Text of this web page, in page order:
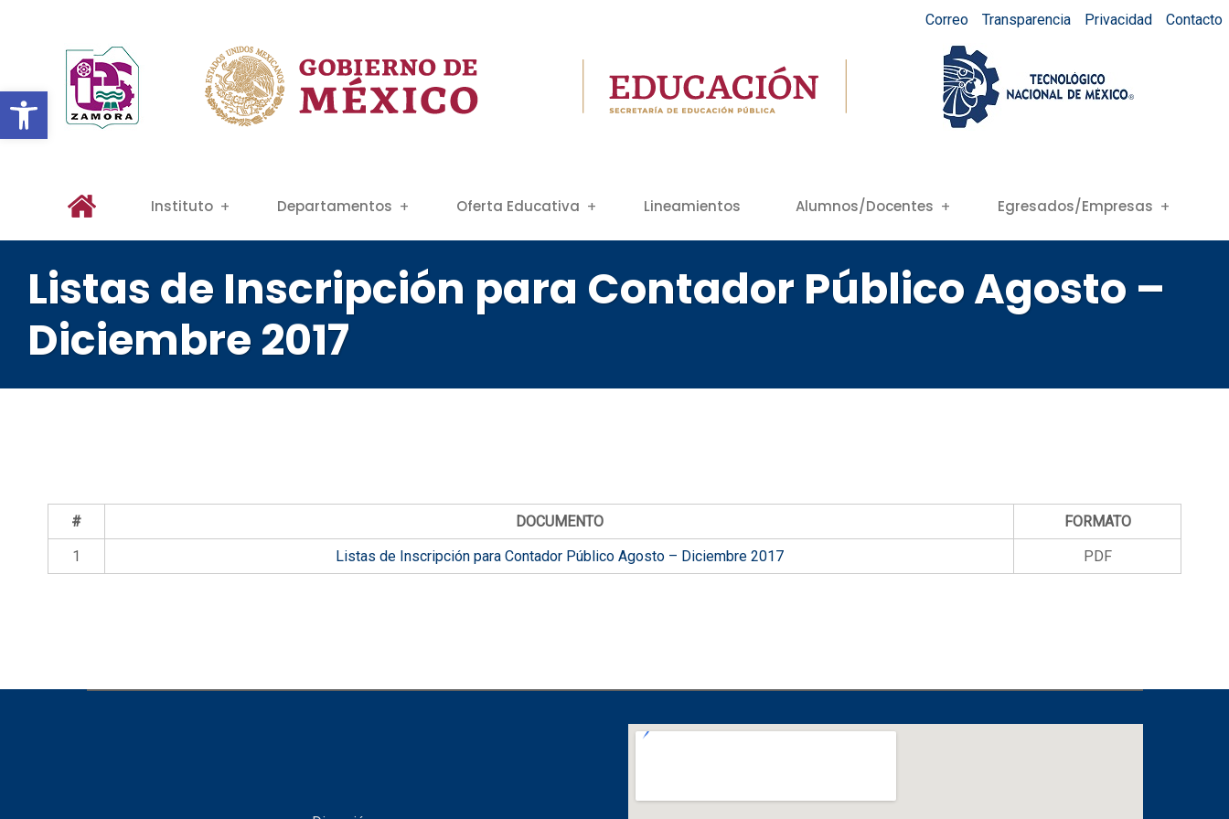
Abrir barra de herramientas
Correo Transparencia Privacidad Contacto
Instituto Departamentos Oferta Educativa Lineamientos Alumnos/Docentes Egresados/Empresas
Listas de Inscripción para Contador Público Agosto –
Diciembre 2017
# DOCUMENTO
FORMATO
1
Listas de Inscripción para Contador Público Agosto – Diciembre 2017 PDF